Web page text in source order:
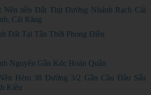
nền Đất Thịt Đường Nhánh Rạch Cái
Cái Răng
Đất Tại Tân Thới Phong Điền
Nguyên Gần Kdc Hoàn Quân
Hẻm 38 Đường 3/2 Gần Cầu Đầu Sấu
Kiều